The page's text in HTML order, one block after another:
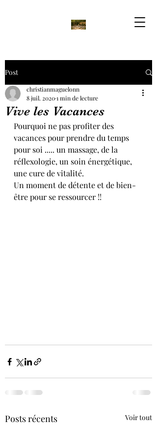
Post
Vive les Vacances
christianmaguelonn
8 juil. 20201 min de lecture
Pourquoi ne pas profiter des
vacances pour prendre du temps
pour soi ..... un massage, de la
réflexologie, un soin énergétique,
une cure de vitalité.
Un moment de détente et de bien-
être pour se ressourcer !!
Posts récents Voir tout